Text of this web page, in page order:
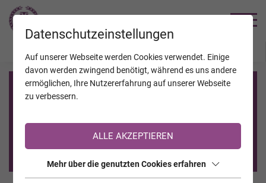
Registrierung auf TrauerHilfe.it
Sie sind noch nicht auf TrauerHilfe.it registriert?
>> zur kostenlosen Registrierung <<
Datenschutzeinstellungen
Auf unserer Webseite werden Cookies verwendet. Einige
davon werden zwingend benötigt, während es uns andere
ermöglichen, Ihre Nutzererfahrung auf unserer Webseite
zu verbessern.
ALLE AKZEPTIEREN
Mehr über die genutzten Cookies erfahren
JAHRESTAGE KALENDER VERSTORBENE